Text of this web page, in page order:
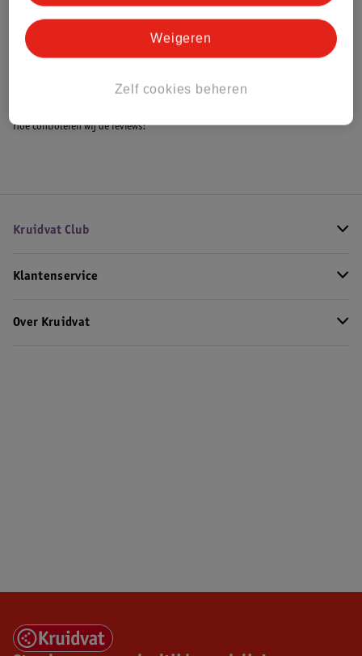
Bekijk ook
Alle Warmtekussen
Hoe controleren wij de reviews?
Kruidvat Club
Klantenservice
Over Kruidvat
Zelf cookies beheren
Weigeren